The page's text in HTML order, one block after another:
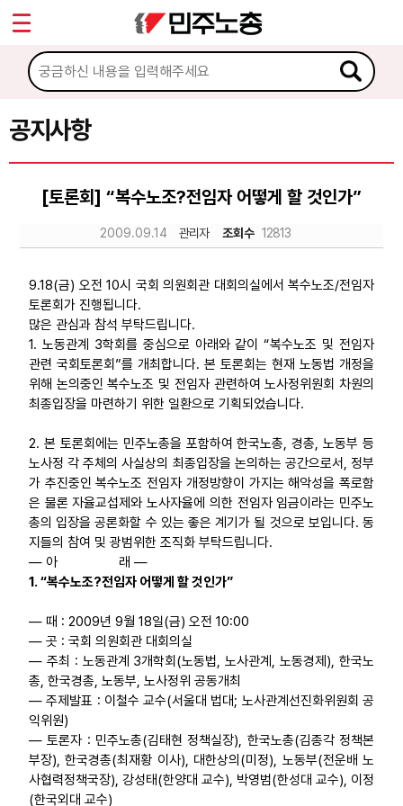
공지사항
[토론회] “복수노조?전임자 어떻게 할 것인가”
2009.09.14 관리자 조회수 12813
9.18(금) 오전 10시 국회 의원회관 대회의실에서 복수노조/전임자
토론회가 진행됩니다.
많은 관심과 참석 부탁드립니다.
1. 노동관계 3학회를 중심으로 아래와 같이 “복수노조 및 전임자
관련 국회토론회”를 개최합니다. 본 토론회는 현재 노동법 개정을
위해 논의중인 복수노조 및 전임자 관련하여 노사정위원회 차원의
최종입장을 마련하기 위한 일환으로 기획되었습니다.
2. 본 토론회에는 민주노총을 포함하여 한국노총, 경총, 노동부 등
노사정 각 주체의 사실상의 최종입장을 논의하는 공간으로서, 정부
가 추진중인 복수노조 전임자 개정방향이 가지는 해악성을 폭로함
은 물론 자율교섭제와 노사자율에 의한 전임자 임금이라는 민주노
총의 입장을 공론화할 수 있는 좋은 계기가 될 것으로 보입니다. 동
지들의 참여 및 광범위한 조직화 부탁드립니다.
― 아 래 ―
1. “복수노조?전임자 어떻게 할 것인가”
― 때 : 2009년 9월 18일(금) 오전 10:00
― 곳 : 국회 의원회관 대회의실
― 주최 : 노동관계 3개학회(노동법, 노사관계, 노동경제), 한국노
총, 한국경총, 노동부, 노사정위 공동개최
― 주제발표 : 이철수 교수(서울대 법대; 노사관계선진화위원회 공
익위원)
― 토론자 : 민주노총(김태현 정책실장), 한국노총(김종각 정책본
부장), 한국경총(최재황 이사), 대한상의(미정), 노동부(전운배 노
사협력정책국장), 강성태(한양대 교수), 박영범(한성대 교수), 이정
(한국외대 교수)
마이페이지
소개
소식
공지사항
성명·보도
노동상담
자료
부설기관
업무
Sketchbook5, 스케치북5
Sketchbook5, 스케치북5